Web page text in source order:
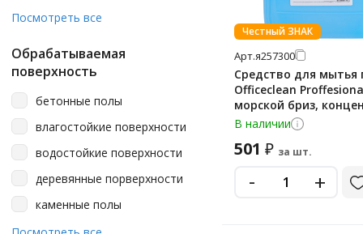
Kiehl
Laima
Localan
Luscan
Merida
Metro Professional
Modus
Mr Proper
200 л
300 мл
400 г
Посмотреть все
Обрабатываемая
поверхность
бетонные полы
влагостойкие поверхности
водостойкие поверхности
деревянные порверхности
каменные полы
кафель
Честный ЗНАК
Арт.я257300
Средство для мытья
Officeclean
морской бриз,
В наличии
501 ₽ за шт.
- +